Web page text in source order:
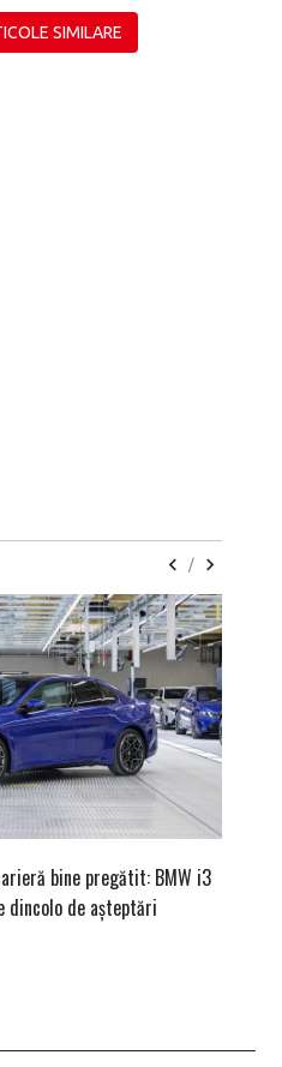
SIMILARE
/
bine pregătit: BMW i3
dincolo de așteptări